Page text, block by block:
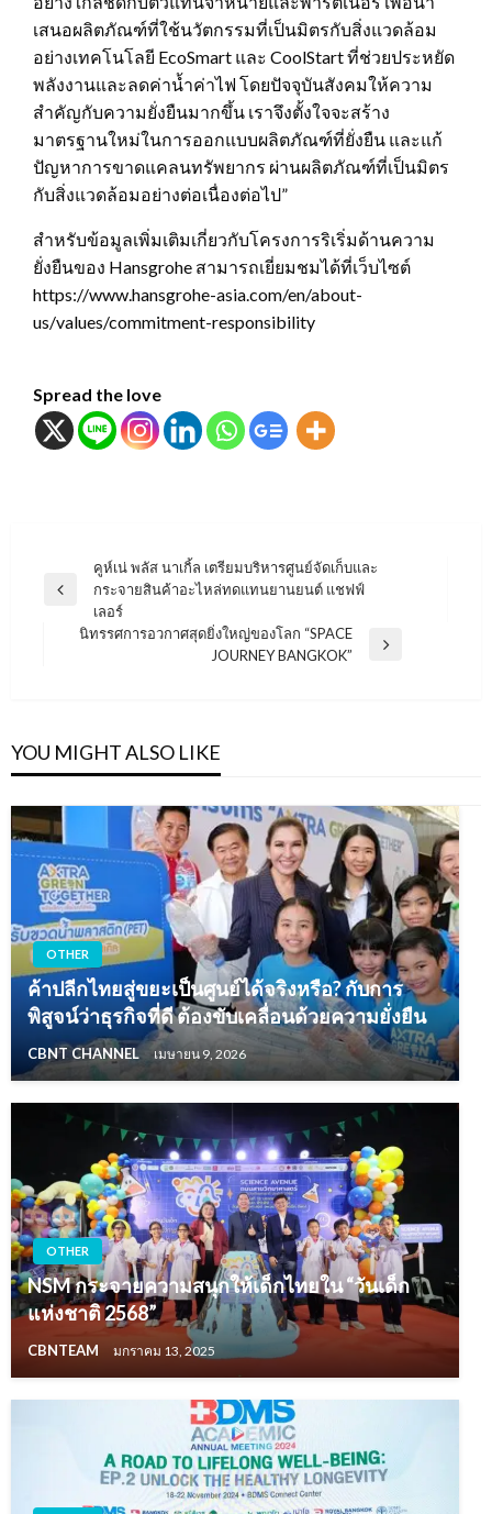
เสนอผลิตภัณฑ์ที่ใช้นวัตกรรมที่เป็นมิตรกับสิ่งแวดล้อม
อย่างเทคโนโลยี EcoSmart และ CoolStart ที่ช่วยประหยัด
พลังงานและลดค่าน้ำค่าไฟ โดยปัจจุบันสังคมให้ความ
สำคัญกับความยั่งยืนมากขึ้น เราจึงตั้งใจจะสร้าง
มาตรฐานใหม่ในการออกแบบผลิตภัณฑ์ที่ยั่งยืน และแก้
ปัญหาการขาดแคลนทรัพยากร ผ่านผลิตภัณฑ์ที่เป็นมิตร
กับสิ่งแวดล้อมอย่างต่อเนื่องต่อไป”
สำหรับข้อมูลเพิ่มเติมเกี่ยวกับโครงการริเริ่มด้านความ
ยั่งยืนของ Hansgrohe สามารถเยี่ยมชมได้ที่เว็บไซต์
https://www.hansgrohe-asia.com/en/about-
us/values/commitment-responsibility
Spread the love
แนะแนว
เรื่อง
Previous
คูห์เน่ พลัส นาเกิ้ล เตรียมบริหารศูนย์จัดเก็บและ
กระจายสินค้าอะไหล่ทดแทนยานยนต์ แชฟฟ์
เลอร์
นิทรรศการอวกาศสุดยิ่งใหญ่ของโลก “SPACE
JOURNEY BANGKOK”
YOU MIGHT ALSO LIKE
OTHER
ค้าปลีกไทยสู่ขยะเป็นศูนย์ได้จริงหรือ? กับการ
พิสูจน์ว่าธุรกิจที่ดี ต้องขับเคลื่อนด้วยความยั่งยืน
CBNT CHANNEL เมษายน 9, 2026
OTHER
NSM กระจายความสนุกให้เด็กไทยใน “วันเด็ก
แห่งชาติ 2568”
CBNTEAM มกราคม 13, 2025